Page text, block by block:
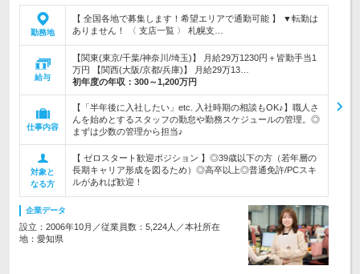
勤務地
【 全国各地で募集します！希望エリアで通勤可能 】 ▼転勤は
ありません！ 〈 支店一覧 〉 札幌支…
給与
【関東(東京/千葉/神奈川/埼玉)】 月給29万1230円＋皆勤手当1
万円 【関西(大阪/京都/兵庫)】 月給29万13…
初年度の年収： 300～1,200万円
仕事内容
【「半年後に入社したい」etc. 入社時期の相談もOK♪】職人さ
んを始めとするスタッフの勤怠や勤務スケジュールの管理。◎
まずは少数の管理から担当♪
対象と
なる方
【 ゼロスタート歓迎ポジション 】◎39歳以下の方（若年層の
長期キャリア形成を図るため）◎高卒以上◎普通免許/PCスキ
ルがあれば歓迎！
企業データ
設立：2006年10月／従業員数：5,224人／本社所在
地：愛知県